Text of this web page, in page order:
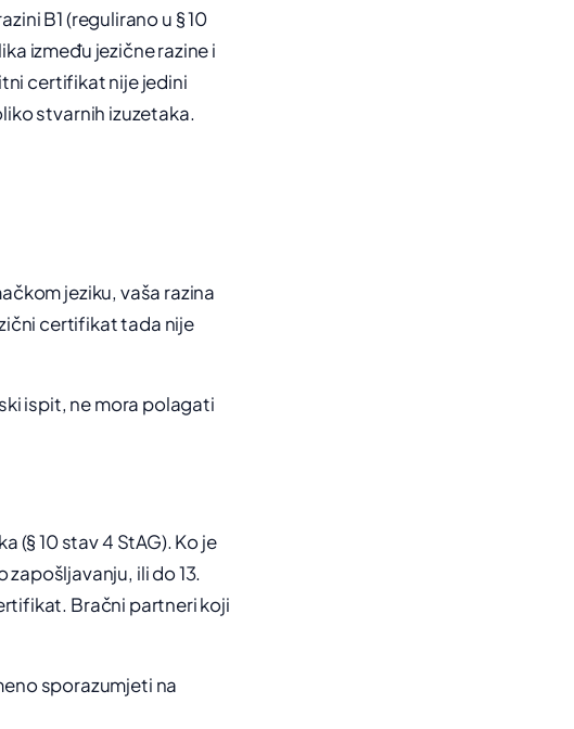
B1 (regulirano u § 10
između jezične razine i
certifikat nije jedini
stvarnih izuzetaka.
jeziku, vaša razina
certifikat tada nije
ispit, ne mora polagati
(§ 10 stav 4 StAG). Ko je
ili do 13.
Bračni partneri koji
sporazumjeti na